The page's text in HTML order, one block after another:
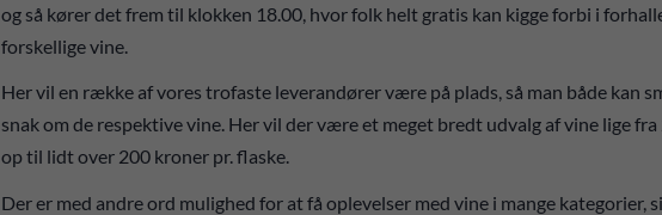
og så kører det frem til klokken 18.00, hvor folk helt gratis kan kigge forbi i
forskellige vine.
Her vil en række af vores trofaste leverandører være på plads, så man både kan
snak om de respektive vine. Her vil der være et meget bredt udvalg af vine lige
op til lidt over 200 kroner pr. flaske.
Der er med andre ord mulighed for at få oplevelser med vine i mange kategorier,